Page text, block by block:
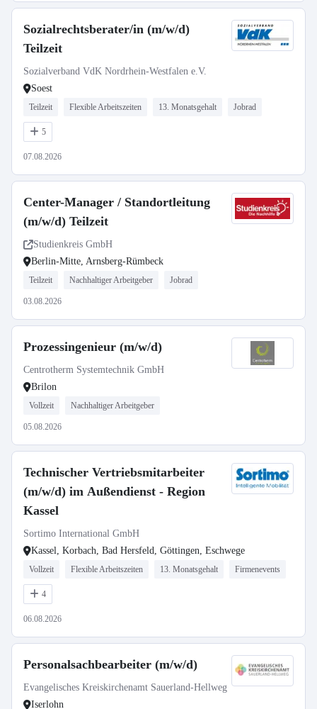
Sozialrechtsberater/in (m/w/d)
Teilzeit
Sozialverband VdK Nordrhein-Westfalen e.V.
Soest
Teilzeit Flexible Arbeitszeiten 13. Monatsgehalt Jobrad
5
07.08.2026
Center-Manager / Standortleitung
(m/w/d) Teilzeit
Studienkreis GmbH
Berlin-Mitte, Arnsberg-Rümbeck
Teilzeit Nachhaltiger Arbeitgeber Jobrad
03.08.2026
Prozessingenieur (m/w/d)
Centrotherm Systemtechnik GmbH
Brilon
Vollzeit Nachhaltiger Arbeitgeber
05.08.2026
Technischer Vertriebsmitarbeiter
(m/w/d) im Außendienst - Region
Kassel
Sortimo International GmbH
Kassel, Korbach, Bad Hersfeld, Göttingen, Eschwege
Vollzeit Flexible Arbeitszeiten 13. Monatsgehalt Firmenevents
4
06.08.2026
Personalsachbearbeiter (m/w/d)
Evangelisches Kreiskirchenamt Sauerland-Hellweg
Iserlohn